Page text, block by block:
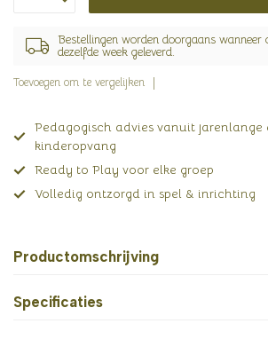
Bestellingen worden doorgaans wanneer
dezelfde week geleverd.
Toevoegen om te vergelijken
Pedagogisch advies vanuit jarenlange
kinderopvang
Ready to Play voor elke groep
Volledig ontzorgd in spel & inrichting
Productomschrijving
Specificaties